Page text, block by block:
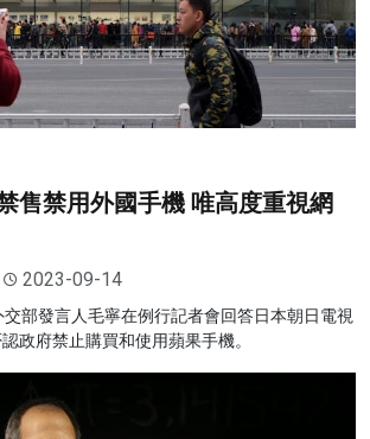
售禁用外國手機 唯高度重視網
2023-09-14
部發言人毛寧在例行記者會回答日本朝日電視
政府禁止購買和使用蘋果手機。